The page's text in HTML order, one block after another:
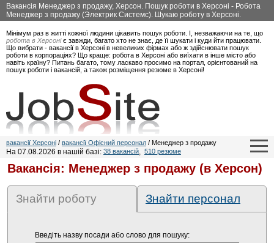
Вакансія Менеджер з продажу, Херсон. Пошук роботи в Херсоні - Робота
Менеджер з продажу (Электрик Системс). Шукаю роботу в Херсоні.
Мінімум раз в житті кожної людини цікавить пошук роботи. І, незважаючи на те, що
робота в Херсоніє завжди, багато хто не знає, де її шукати і куди йти працювати.
Що вибрати - вакансії в Херсоні в невеликих фірмах або ж здійснювати пошук
роботи в корпораціях? Що краще: робота в Херсоні або виїхати в інше місто або
навіть країну? Питань багато, тому ласкаво просимо на портал, орієнтований на
пошук роботи і вакансій, а також розміщення резюме в Херсоні!
вакансії Херсоні / вакансії Офісний персонал / Менеджер з продажу
На 07.08.2026 в нашій базі: 38 вакансій, 510 резюме
Вакансія: Менеджер з продажу (в Херсон)
Знайти роботу Знайти персонал
Введіть назву посади або слово для пошуку: